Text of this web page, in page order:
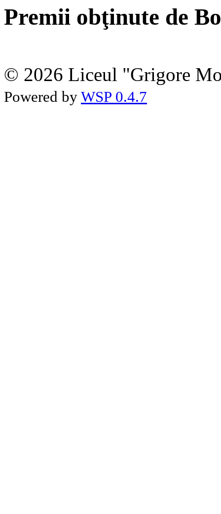
Premii obţinute de
© 2026 Liceul "Grigore
Powered by WSP 0.4.7